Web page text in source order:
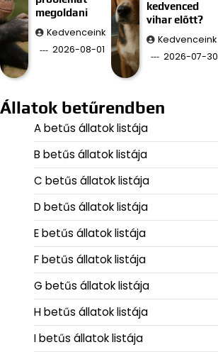
megoldani
Kedvenceink
2026-08-01
kedvenced
vihar előtt?
Kedvenceink
2026-07-30
Állatok betűrendben
A betűs állatok listája
B betűs állatok listája
C betűs állatok listája
D betűs állatok listája
E betűs állatok listája
F betűs állatok listája
G betűs állatok listája
H betűs állatok listája
I betűs állatok listája